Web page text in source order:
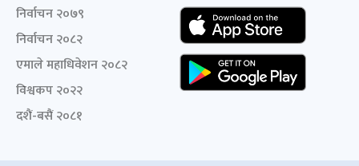
निर्वाचन २०७९
निर्वाचन २०८२
एमाले महाधिवेशन २०८२
विश्वकप २०२२
दशैं-बसैं २०८१